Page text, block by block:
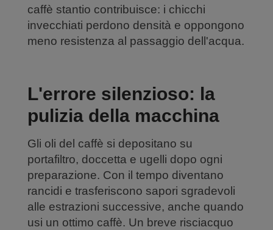
caffè stantio contribuisce: i chicchi
invecchiati perdono densità e oppongono
meno resistenza al passaggio dell'acqua.
L'errore silenzioso: la
pulizia della macchina
Gli oli del caffè si depositano su
portafiltro, doccetta e ugelli dopo ogni
preparazione. Con il tempo diventano
rancidi e trasferiscono sapori sgradevoli
alle estrazioni successive, anche quando
usi un ottimo caffè. Un breve risciacquo